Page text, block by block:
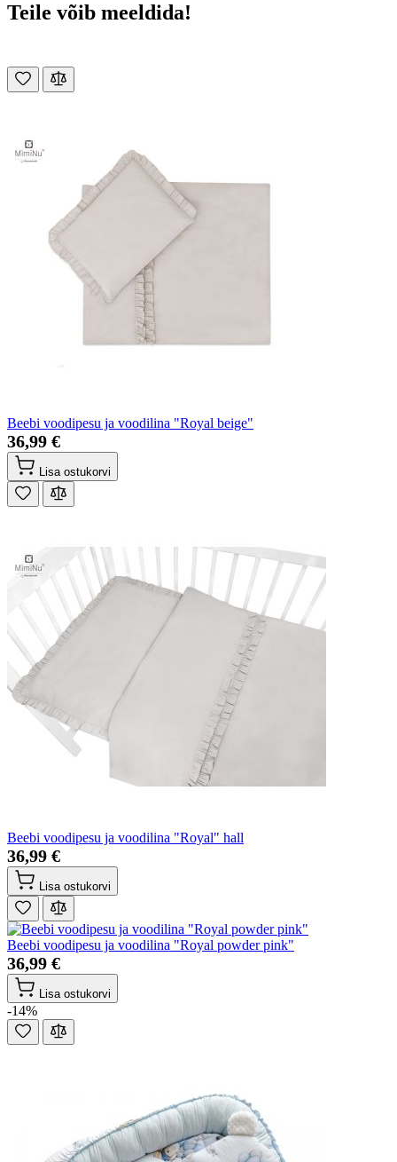
Teile võib meeldida!
Beebi voodipesu ja voodilina "Royal beige"
36,99 €
Lisa ostukorvi
Beebi voodipesu ja voodilina "Royal" hall
36,99 €
Lisa ostukorvi
Beebi voodipesu ja voodilina "Royal powder pink"
36,99 €
Lisa ostukorvi
-14%